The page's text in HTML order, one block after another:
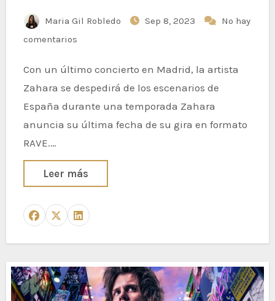
Maria Gil Robledo Sep 8, 2023
No hay
comentarios
Con un último concierto en Madrid, la artista
Zahara se despedirá de los escenarios de
España durante una temporada Zahara
anuncia su última fecha de su gira en formato
RAVE.…
Leer más